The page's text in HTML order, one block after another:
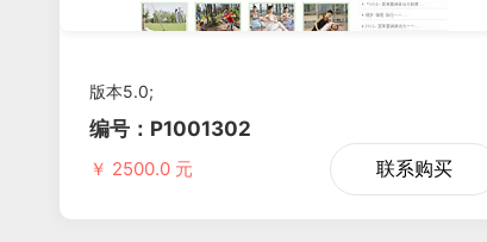
版本5.0;
编号：P1001302
￥ 2500.0 元 联系购买